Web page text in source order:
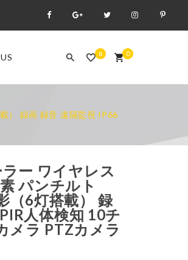
0
0
） 録画 録音 遠隔監視 IP66
ー ワイヤレス
パンチルト
（6灯搭載） 録
人体検知 10チ
メラ PTZカメラ